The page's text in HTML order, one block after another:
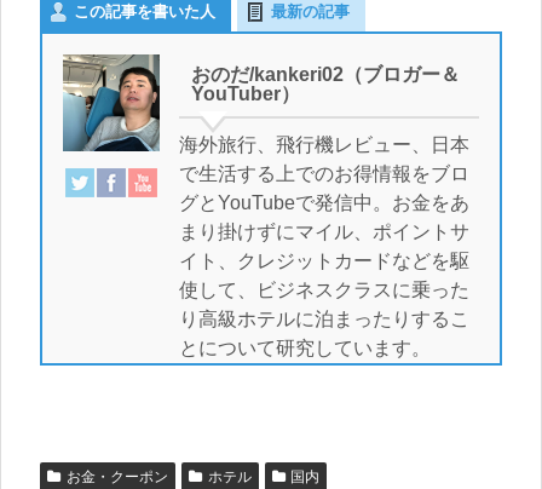
この記事を書いた人 最新の記事
おのだ/kankeri02（ブロガー＆
YouTuber）
海外旅行、飛行機レビュー、日本
で生活する上でのお得情報をブロ
グとYouTubeで発信中。お金をあ
まり掛けずにマイル、ポイントサ
イト、クレジットカードなどを駆
使して、ビジネスクラスに乗った
り高級ホテルに泊まったりするこ
とについて研究しています。
お金・クーポン ホテル 国内